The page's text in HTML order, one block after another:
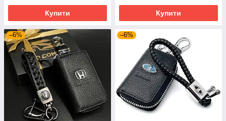
Купити Купити
–6% –6%